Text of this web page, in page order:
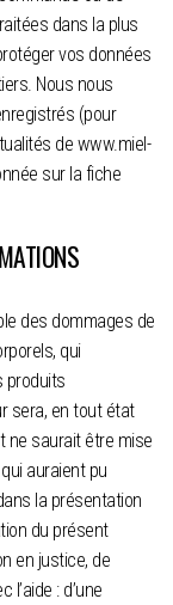
dans la plus
vos données
Nous nous
(pour
de www.miel-
sur la fiche
des dommages de
qui
produits
sera, en tout état
ne saurait être mise
auraient pu
la présentation
du présent
en justice, de
: d’une